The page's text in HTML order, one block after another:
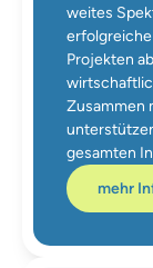
weites
Projekten
Zusammen
gesamten
mehr